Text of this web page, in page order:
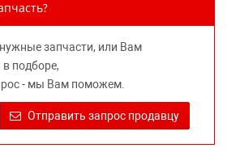
запасных частей для
товарных знаков.
покупателю необходимую и
о товаре, предлагаемом к
возможность их правильного
продавца (изготовителя) Законом
запчасти, или Вам
подборе,
- мы Вам поможем.
Отправить запрос продавцу